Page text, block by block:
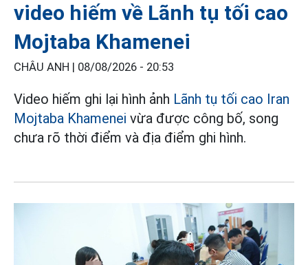
video hiếm về Lãnh tụ tối cao
Mojtaba Khamenei
CHÂU ANH | 08/08/2026 - 20:53
Video hiếm ghi lại hình ảnh Lãnh tụ tối cao Iran
Mojtaba Khamenei vừa được công bố, song
chưa rõ thời điểm và địa điểm ghi hình.